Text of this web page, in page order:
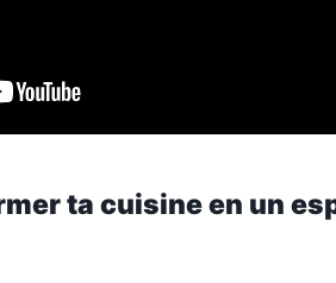
ta cuisine en un